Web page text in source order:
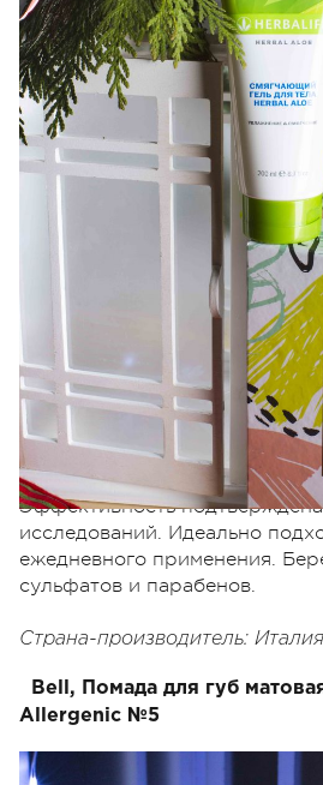
В составе Крема для тела
– натуральный сок алоэ,
восстановительные свойства
уже несколько тысячелетий;
– масло семян
– комплекс с 8 ценных
– морская соль.
Эффективность подтверждена
исследований. Идеально
ежедневного применения.
сульфатов и парабенов.
Страна-производитель: Италия
Bell, Помада для губ
Allergenic №5